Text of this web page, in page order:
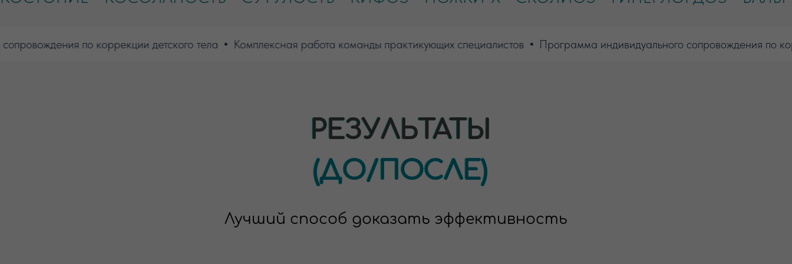
по коррекции детского тела Комплексная работа команды практикующих специалистов Программа индивидуального сопровождения по